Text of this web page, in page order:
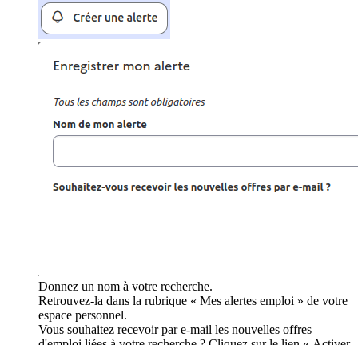
Donnez un nom à votre recherche.
Retrouvez-la dans la rubrique « Mes alertes emploi » de votre
espace personnel.
Vous souhaitez recevoir par e-mail les nouvelles offres